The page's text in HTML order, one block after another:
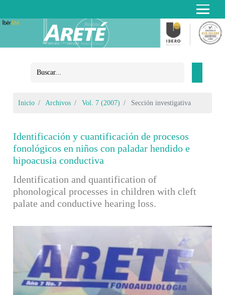
Inicio Archivos Vol. 7 (2007) Sección investigativa
Identificación y cuantificación de procesos
fonológicos en niños con paladar hendido e
hipoacusia conductiva
Identification and quantification of
phonological processes in children with cleft
palate and conductive hearing loss.
Barra lateral del artículo